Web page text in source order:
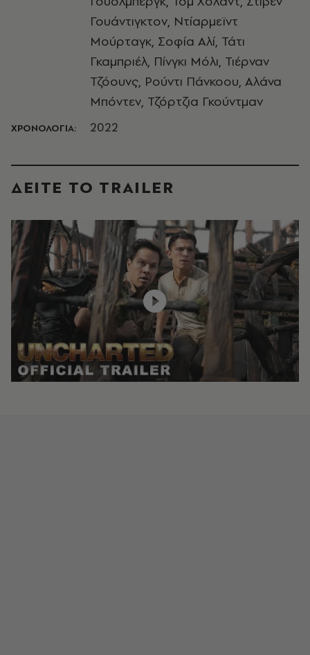
Γουάντιγκτον, Ντίαρμεϊντ
Μούρταγκ, Σοφία Αλί, Τάτι
Γκαμπριέλ, Πίνγκι Μόλι, Τιέρναν
Τζόουνς, Ρούντι Πάνκοου, Αλάνα
Μπόντεν, Τζόρτζια Γκούντμαν
ΧΡΟΝΟΛΟΓΙΑ: 2022
ΔΕΙΤΕ ΤO TRAILER